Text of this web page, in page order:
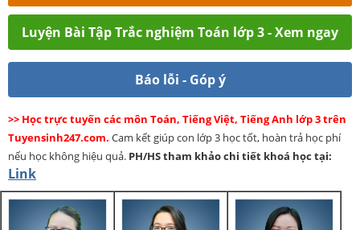
Luyện Bài Tập Trắc nghiệm Toán lớp 3 - Xem ngay
Báo lỗi - Góp ý
>> Học trực tuyến các môn Toán, Tiếng Việt, Tiếng Anh lớp 3 trên
Tuyensinh247.com. Cam kết giúp con lớp 3 học tốt, hoàn trả học phí
nếu học không hiệu quả. PH/HStham khảo chi tiết khoá học tại:
Link